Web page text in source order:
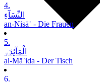
4.
النِّسَآءِ
an-Nisāʾ - Die Frauen
5.
الْمَآئِدَۃِ
al-Māʾida - Der Tisch
6.